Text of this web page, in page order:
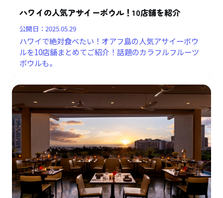
ハワイの人気アサイーボウル！10店舗を紹介
公開日：2025.05.29
ハワイで絶対食べたい！オアフ島の人気アサイーボウ
ルを10店舗まとめてご紹介！話題のカラフルフルーツ
ボウルも。